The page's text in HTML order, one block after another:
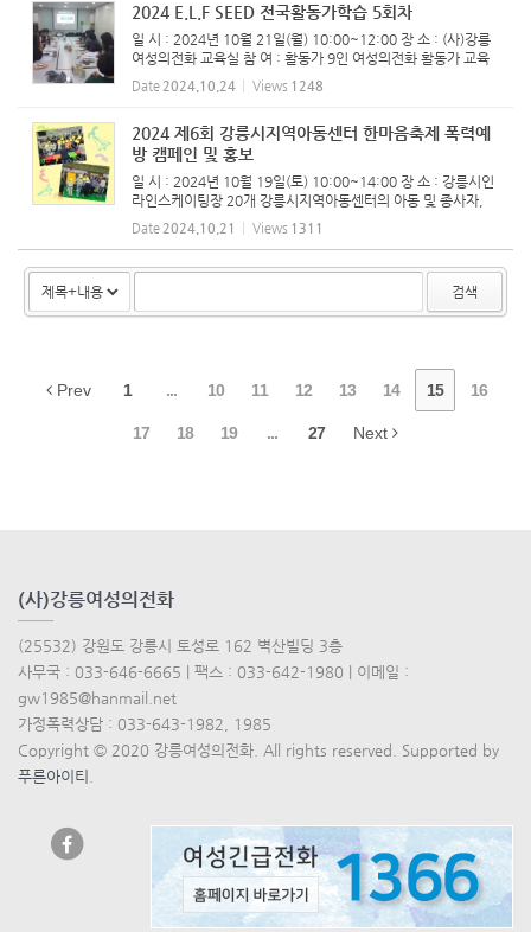
2024 E.L.F SEED 전국활동가학습 5회차
일 시 : 2024년 10월 21일(월) 10:00~12:00 장 소 : (사)강릉
여성의전화 교육실 참 여 : 활동가 9인 여성의전화 활동가 교육
E.L.F SEED 5회차 교육을 진행하였습니다. 친밀한 관계 내 여
성폭력 입법 방향에 대해 함께 논의하는 시간이었습니다.
Date 2024.10.24 Views 1248
2024 제6회 강릉시지역아동센터 한마음축제 폭력예
방 캠페인 및 홍보
일 시 : 2024년 10월 19일(토) 10:00~14:00 장 소 : 강릉시인
라인스케이팅장 20개 강릉시지역아동센터의 아동 및 종사자,
보호자를 대상으로 강릉여성의전화 활동가들과 대학생 자원봉
사자들과 함께 폭력예방 부스 운영을 하였습니다. 홍보부스에서
Date 2024.10.21 Views 1311
검색
Prev 1 ... 10 11 12 13 14 15 16
17 18 19 ... 27 Next
(사)강릉여성의전화
(25532) 강원도 강릉시 토성로 162 벽산빌딩 3층
사무국 : 033-646-6665 | 팩스 : 033-642-1980 | 이메일 :
gw1985@hanmail.net
가정폭력상담 : 033-643-1982, 1985
Copyright © 2020 강릉여성의전화. All rights reserved. Supported by
푸른아이티